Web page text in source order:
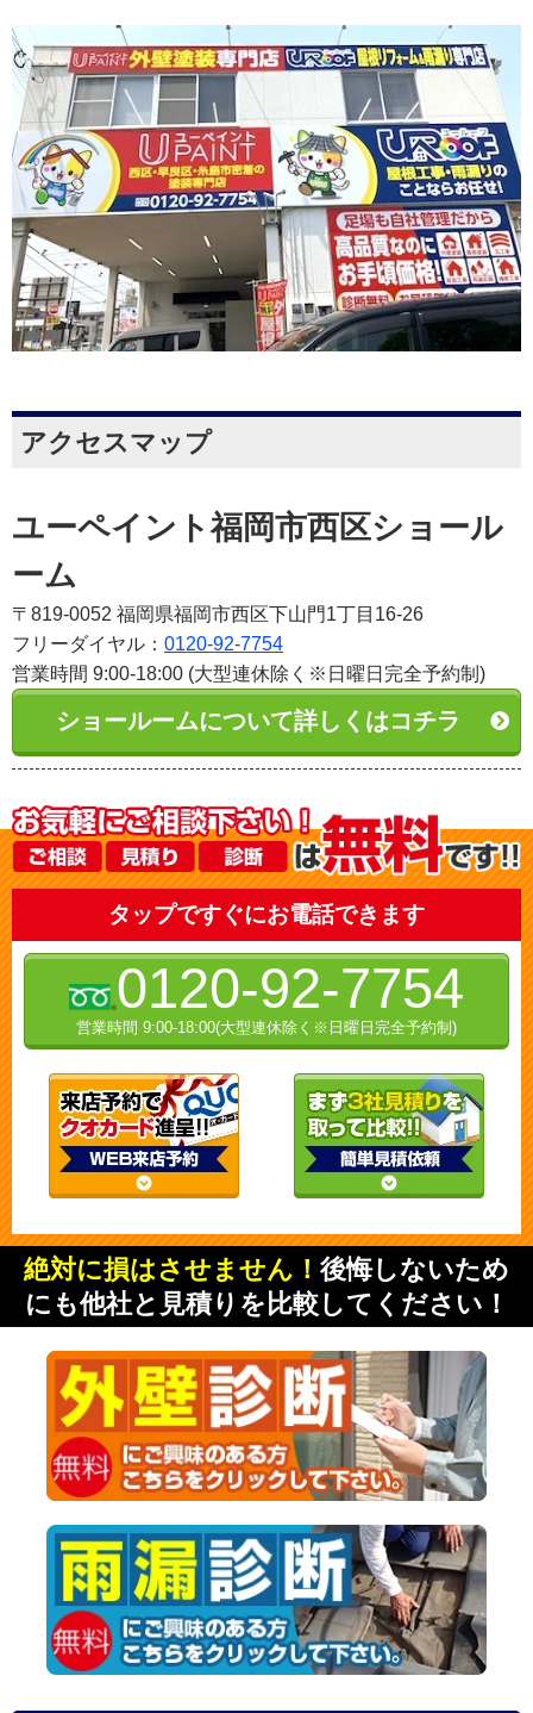
アクセスマップ
ユーペイント福岡市西区ショール
ーム
〒819-0052 福岡県福岡市西区下山門1丁目16-26
フリーダイヤル： 0120-92-7754
営業時間 9:00-18:00 (大型連休除く※日曜日完全予約制)
ショールームについて詳しくはコチラ
タップですぐにお電話できます
0120-92-7754
営業時間 9:00-18:00(大型連休除く※日曜日完全予約制)
絶対に損はさせません！ 後悔しないため
にも他社と見積りを比較してください！